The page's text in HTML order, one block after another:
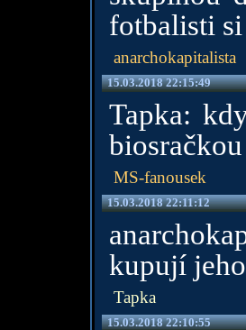
fotbalisti
anarchokapitalista
15.03.2018 22:15:49
Tapka:
MS-fanousek
15.03.2018 22:11:12
kupují
Tapka
15.03.2018 22:10:55